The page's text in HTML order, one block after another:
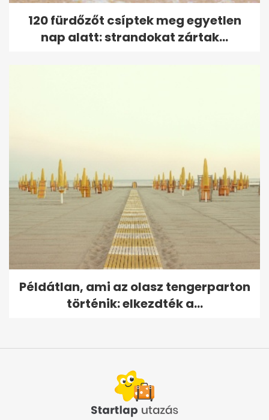
120 fürdőzőt csíptek meg egyetlen
nap alatt: strandokat zártak...
Példátlan, ami az olasz tengerparton
történik: elkezdték a...